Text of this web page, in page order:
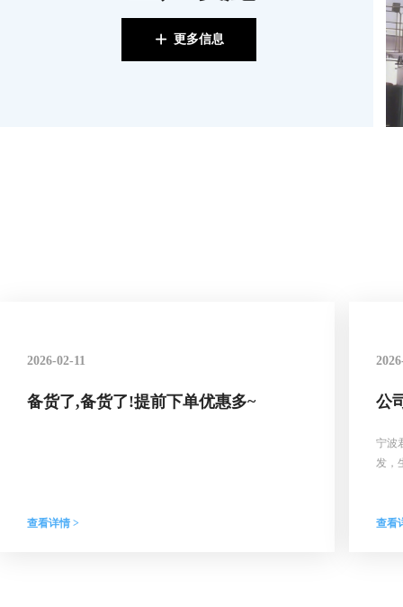
2026-02-11
备货了,备货了!提前下单优惠多~
查看详情 >
公
宁波
发，
查看
ꄸ 更多信息